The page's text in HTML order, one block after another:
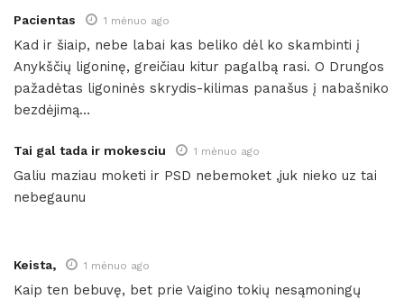
Pacientas 1 mėnuo ago
Kad ir šiaip, nebe labai kas beliko dėl ko skambinti į
Anykščių ligoninę, greičiau kitur pagalbą rasi. O Drungos
pažadėtas ligoninės skrydis-kilimas panašus į nabašniko
bezdėjimą…
Tai gal tada ir mokesciu 1 mėnuo ago
Galiu maziau moketi ir PSD nebemoket ,juk nieko uz tai
nebegaunu
Keista, 1 mėnuo ago
Kaip ten bebuvę, bet prie Vaigino tokių nesąmoningų